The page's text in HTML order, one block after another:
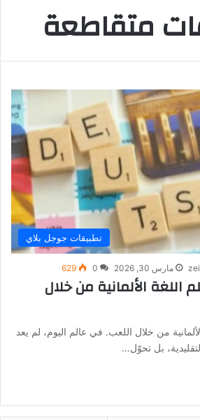
متقاطعة
تطبيقات جوجل بلاي
مارس 30, 2026 0
629
الألمانية من خلال
من خلال اللعب. في عالم اليوم، لم يعد
بل تحوّل…